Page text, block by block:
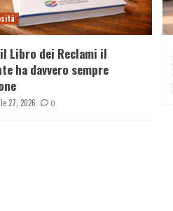
Libro dei Reclami il
ha davvero sempre
27, 2026 0